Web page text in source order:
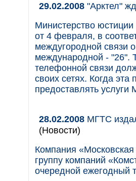
29.02.2008 "Арктел"
Министерство
от 4 февраля, в
междугородной связи
международной - "26".
телефонной связи
своих сетях. Когда
предоставлять
28.02.2008 МГТС
(Новости)
Компания
группу компаний
очередной ежегодный